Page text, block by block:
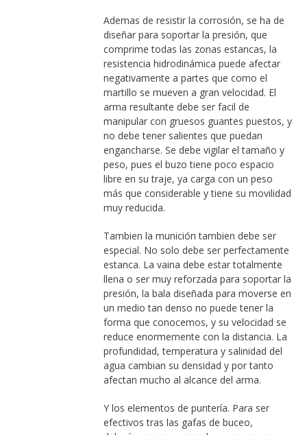
Ademas de resistir la corrosión, se ha de
diseñar para soportar la presión, que
comprime todas las zonas estancas, la
resistencia hidrodinámica puede afectar
negativamente a partes que como el
martillo se mueven a gran velocidad. El
arma resultante debe ser facil de
manipular con gruesos guantes puestos, y
no debe tener salientes que puedan
engancharse. Se debe vigilar el tamaño y
peso, pues el buzo tiene poco espacio
libre en su traje, ya carga con un peso
más que considerable y tiene su movilidad
muy reducida.
Tambien la munición tambien debe ser
especial. No solo debe ser perfectamente
estanca. La vaina debe estar totalmente
llena o ser muy reforzada para soportar la
presión, la bala diseñada para moverse en
un medio tan denso no puede tener la
forma que conocemos, y su velocidad se
reduce enormemente con la distancia. La
profundidad, temperatura y salinidad del
agua cambian su densidad y por tanto
afectan mucho al alcance del arma.
Y los elementos de puntería. Para ser
efectivos tras las gafas de buceo,